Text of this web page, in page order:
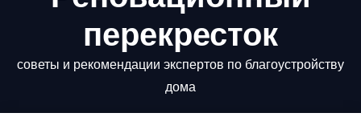
перекресток
советы и рекомендации экспертов по благоустройству
дома